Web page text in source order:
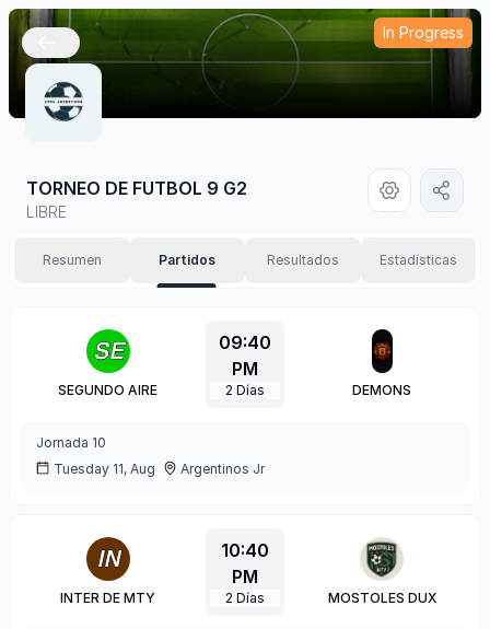
In Progress
TORNEO DE FUTBOL 9 G2
LIBRE
Resumen Partidos Resultados Estadísticas
SEGUNDO AIRE
09:40
PM
2 Días DEMONS
Jornada 10
Tuesday 11, Aug
Argentinos Jr
INTER DE MTY
10:40
PM
2 Días MOSTOLES DUX